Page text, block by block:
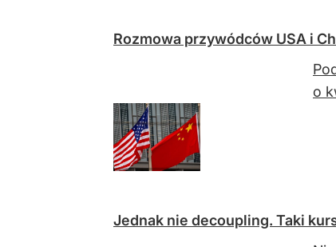
Rozmowa przywódców USA i
o
Jednak nie decoupling. Taki